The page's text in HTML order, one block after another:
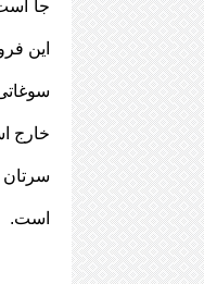
جا
این
خارج
سرتان
است.